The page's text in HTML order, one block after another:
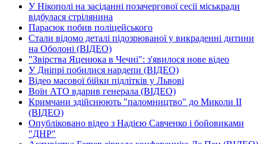
У Нікополі на засіданні позачергової сесії міськради
відбулася стрілянина
Парасюк побив поліцейського
Стали відомо деталі підозрюваної у викраденні дитини
на Оболоні (ВІДЕО)
"Звірства Яценюка в Чечні": з'явилося нове відео
У Дніпрі побилися нардепи (ВІДЕО)
Відео масової бійки підлітків у Львові
Воїн АТО вдарив генерала (ВІДЕО)
Кримчани здійснюють "паломництво" до Миколи ІІ
(ВІДЕО)
Опубліковано відео з Надією Савченко і бойовиками
"ДНР"